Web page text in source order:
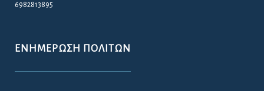
6982813895
ΕΝΗΜΈΡΩΣΗ ΠΟΛΙΤΏΝ